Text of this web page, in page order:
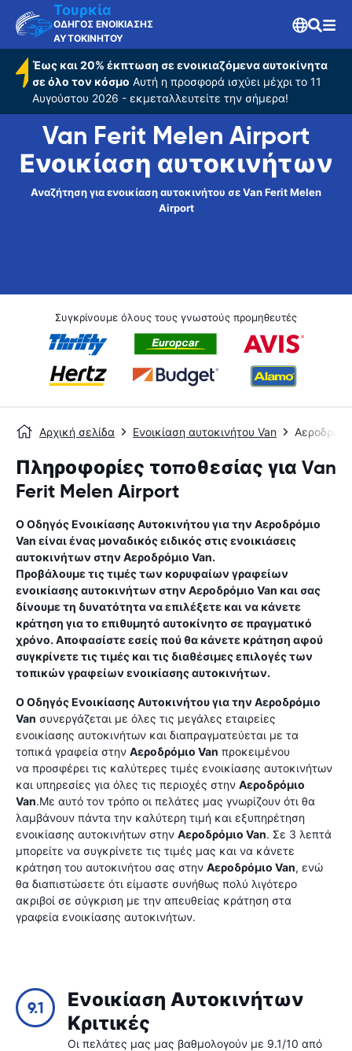
Τουρκία
ΟΔΗΓΟΣ ΕΝΟΙΚΙΑΣΗΣ
ΑΥΤΟΚΙΝΗΤΟΥ
Έως και 20% έκπτωση σε ενοικιαζόμενα αυτοκίνητα
σε όλο τον κόσμο Αυτή η προσφορά ισχύει μέχρι το 11
Αυγούστου 2026 - εκμεταλλευτείτε την σήμερα!
Van Ferit Melen Airport
Ενοικίαση αυτοκινήτων
Αναζήτηση για ενοικίαση αυτοκινήτου σε Van Ferit Melen
Airport
Συγκρίνουμε όλους τους γνωστούς προμηθευτές
Αρχική σελίδα Ενοικίαση αυτοκινήτου Van
Πληροφορίες τοποθεσίας για Van
Ferit Melen Airport
Ο Οδηγός Ενοικίασης Αυτοκινήτου για την Αεροδρόμιο
Van είναι ένας μοναδικός ειδικός στις ενοικιάσεις
αυτοκινήτων στην Αεροδρόμιο Van.
Προβάλουμε τις τιμές των κορυφαίων γραφείων
ενοικίασης αυτοκινήτων στην Αεροδρόμιο Van και σας
δίνουμε τη δυνατότητα να επιλέξετε και να κάνετε
κράτηση για το επιθυμητό αυτοκίνητο σε πραγματικό
χρόνο. Αποφασίστε εσείς πού θα κάνετε κράτηση αφού
συγκρίνετε τις τιμές και τις διαθέσιμες επιλογές των
τοπικών γραφείων ενοικίασης αυτοκινήτων.
Ο Οδηγός Ενοικίασης Αυτοκινήτου για την Αεροδρόμιο
Van συνεργάζεται με όλες τις μεγάλες εταιρείες
ενοικίασης αυτοκινήτων και διαπραγματεύεται με τα
τοπικά γραφεία στην Αεροδρόμιο Van προκειμένου
να προσφέρει τις καλύτερες τιμές ενοικίασης αυτοκινήτων
και υπηρεσίες για όλες τις περιοχές στην Αεροδρόμιο
Van.Με αυτό τον τρόπο οι πελάτες μας γνωρίζουν ότι θα
λαμβάνουν πάντα την καλύτερη τιμή και εξυπηρέτηση
ενοικίασης αυτοκινήτων στην Αεροδρόμιο Van. Σε 3 λεπτά
μπορείτε να συγκρίνετε τις τιμές μας και να κάνετε
κράτηση του αυτοκινήτου σας στην Αεροδρόμιο Van, ενώ
θα διαπιστώσετε ότι είμαστε συνήθως πολύ λιγότερο
ακριβοί σε σύγκριση με την απευθείας κράτηση στα
γραφεία ενοικίασης αυτοκινήτων.
9.1
Ενοικίαση Αυτοκινήτων
Κριτικές
Οι πελάτες μας μας βαθμολογούν με 9.1/10 από